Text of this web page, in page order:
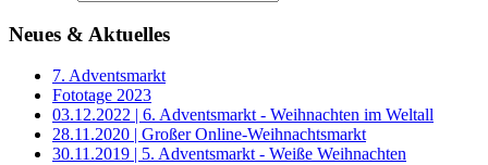
Neues & Aktuelles
7. Adventsmarkt
Fototage 2023
03.12.2022 | 6. Adventsmarkt - Weihnachten im Weltall
28.11.2020 | Großer Online-Weihnachtsmarkt
30.11.2019 | 5. Adventsmarkt - Weiße Weihnachten